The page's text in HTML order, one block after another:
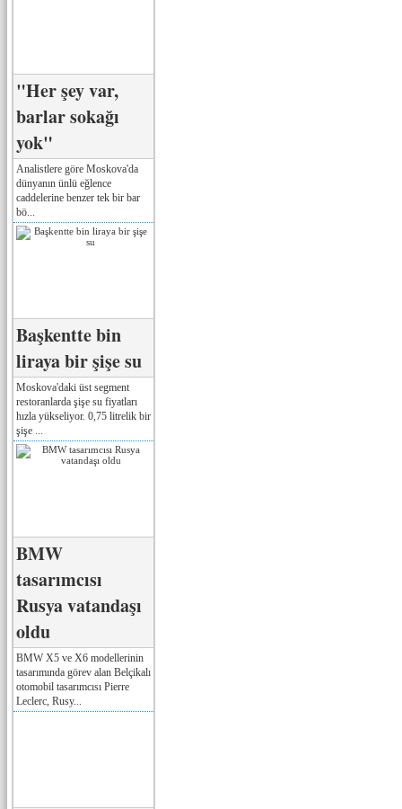
"Her şey var,
barlar sokağı
yok"
Analistlere göre Moskova'da
dünyanın ünlü eğlence
caddelerine benzer tek bir bar
bö...
Başkentte bin
liraya bir şişe su
Moskova'daki üst segment
restoranlarda şişe su fiyatları
hızla yükseliyor. 0,75 litrelik bir
şişe ...
BMW
tasarımcısı
Rusya vatandaşı
oldu
BMW X5 ve X6 modellerinin
tasarımında görev alan Belçikalı
otomobil tasarımcısı Pierre
Leclerc, Rusy...